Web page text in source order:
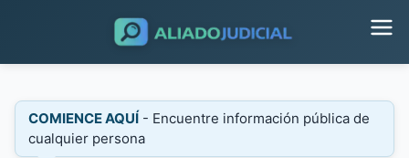
COMIENCE AQUÍ - Encuentre información pública de
cualquier persona